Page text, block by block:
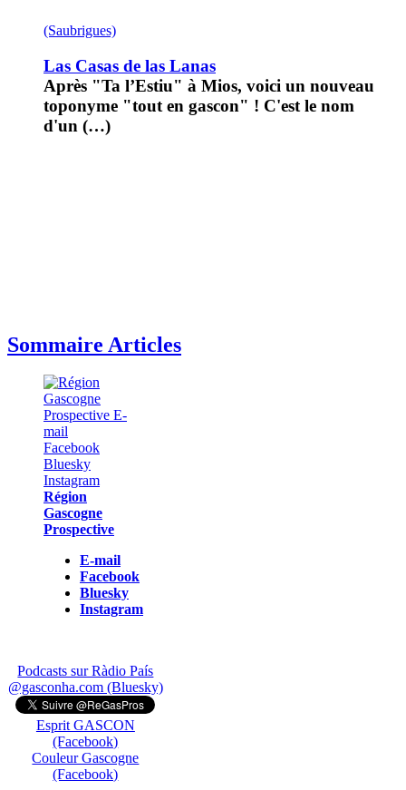
(Saubrigues)
Las Casas de las Lanas
Après "Ta l’Estiu" à Mios, voici un nouveau
toponyme "tout en gascon" ! C'est le nom
d'un (…)
Sommaire Articles
Région
Gascogne
Prospective
E-mail
Facebook
Bluesky
Instagram
Podcasts sur Ràdio País
@gasconha.com (Bluesky)
Esprit GASCON
(Facebook)
Couleur Gascogne
(Facebook)